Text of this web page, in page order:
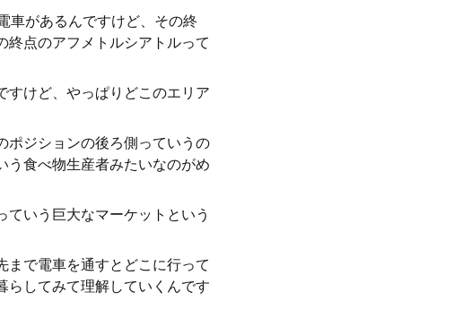
車があるんですけど、その終
終点のアフメトルシアトルって
すけど、やっぱりどこのエリア
ポジションの後ろ側っていうの
う食べ物生産者みたいなのがめ
いう巨大なマーケットという
まで電車を通すとどこに行って
らしてみて理解していくんです